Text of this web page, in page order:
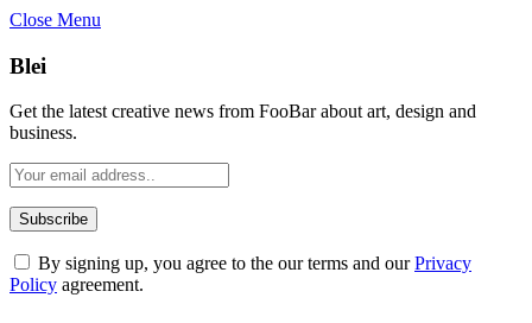
Close Menu
Blei
Get the latest creative news from FooBar about art, design and
business.
By signing up, you agree to the our terms and ourPrivacy
Policy agreement.